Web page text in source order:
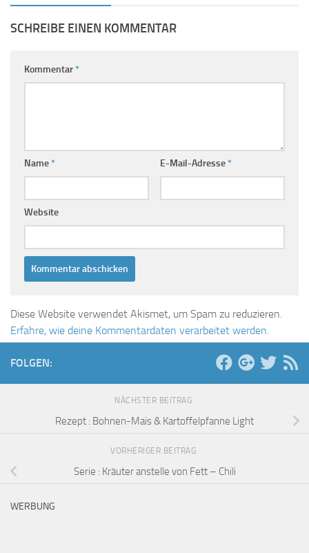
SCHREIBE EINEN KOMMENTAR
Kommentar*
Name* E-Mail-Adresse*
Website
Diese Website verwendet Akismet, um Spam zu reduzieren.
Erfahre, wie deine Kommentardaten verarbeitet werden.
FOLGEN:
NÄCHSTER BEITRAG
Rezept : Bohnen-Mais & Kartoffelpfanne Light
VORHERIGER BEITRAG
Serie : Kräuter anstelle von Fett – Chili
WERBUNG